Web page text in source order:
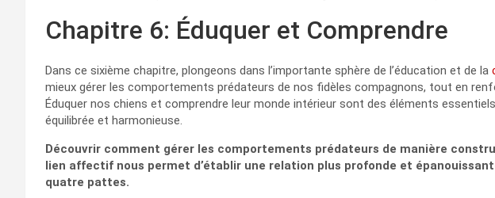
Chapitre 6: Éduquer et Comprendre
Dans ce sixième chapitre, plongeons dans l’importante sphère de l’éducation et de la
mieux gérer les comportements prédateurs de nos fidèles compagnons, tout en
Éduquer nos chiens et comprendre leur monde intérieur sont des éléments
équilibrée et harmonieuse.
Découvrir comment gérer les comportements prédateurs de manière
lien affectif nous permet d’établir une relation plus profonde et
quatre pattes.